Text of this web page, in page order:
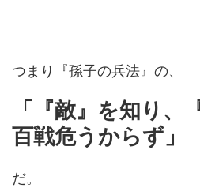
つまり『孫子の兵法』の、
「『敵』を知り、
百戦危うからず」
だ。